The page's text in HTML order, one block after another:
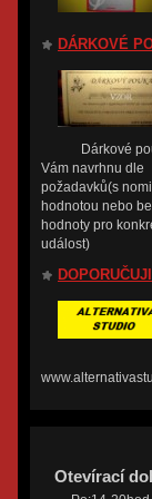
DÁRKOVÉ
Dárkové
Vám navrhnu dle
požadavků(s
hodnotou nebo
hodnoty pro
událost)
DOPORUČUJI
Otevírací